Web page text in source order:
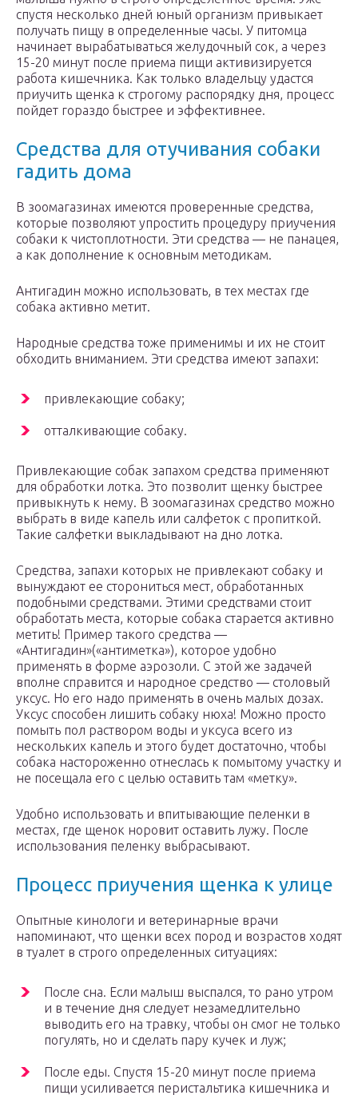
спустя несколько дней юный организм привыкает
получать пищу в определенные часы. У питомца
начинает вырабатываться желудочный сок, а через
15-20 минут после приема пищи активизируется
работа кишечника. Как только владельцу удастся
приучить щенка к строгому распорядку дня, процесс
пойдет гораздо быстрее и эффективнее.
Средства для отучивания собаки
гадить дома
В зоомагазинах имеются проверенные средства,
которые позволяют упростить процедуру приучения
собаки к чистоплотности. Эти средства — не панацея,
а как дополнение к основным методикам.
Антигадин можно использовать, в тех местах где
собака активно метит.
Народные средства тоже применимы и их не стоит
обходить вниманием. Эти средства имеют запахи:
привлекающие собаку;
отталкивающие собаку.
Привлекающие собак запахом средства применяют
для обработки лотка. Это позволит щенку быстрее
привыкнуть к нему. В зоомагазинах средство можно
выбрать в виде капель или салфеток с пропиткой.
Такие салфетки выкладывают на дно лотка.
Средства, запахи которых не привлекают собаку и
вынуждают ее сторониться мест, обработанных
подобными средствами. Этими средствами стоит
обработать места, которые собака старается активно
метить! Пример такого средства —
«Антигадин»(«антиметка»), которое удобно
применять в форме аэрозоли. С этой же задачей
вполне справится и народное средство — столовый
уксус. Но его надо применять в очень малых дозах.
Уксус способен лишить собаку нюха! Можно просто
помыть пол раствором воды и уксуса всего из
нескольких капель и этого будет достаточно, чтобы
собака настороженно отнеслась к помытому участку и
не посещала его с целью оставить там «метку».
Удобно использовать и впитывающие пеленки в
местах, где щенок норовит оставить лужу. После
использования пеленку выбрасывают.
Процесс приучения щенка к улице
Опытные кинологи и ветеринарные врачи
напоминают, что щенки всех пород и возрастов ходят
в туалет в строго определенных ситуациях:
После сна. Если малыш выспался, то рано утром
и в течение дня следует незамедлительно
выводить его на травку, чтобы он смог не только
погулять, но и сделать пару кучек и луж;
После еды. Спустя 15-20 минут после приема
пищи усиливается перистальтика кишечника и